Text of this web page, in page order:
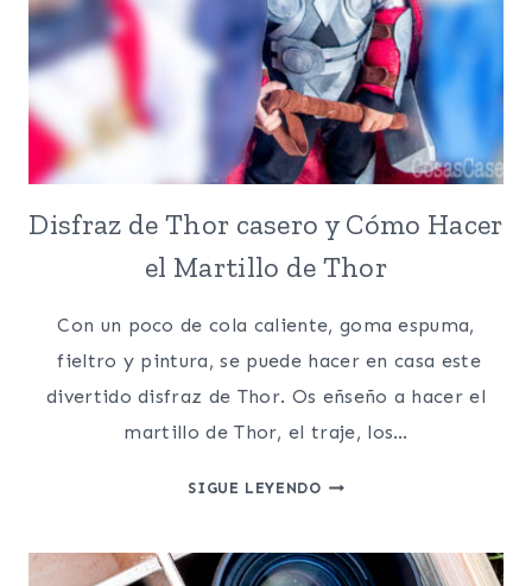
Disfraz de Thor casero y Cómo Hacer
el Martillo de Thor
Con un poco de cola caliente, goma espuma,
fieltro y pintura, se puede hacer en casa este
divertido disfraz de Thor. Os eñseño a hacer el
martillo de Thor, el traje, los…
SIGUE LEYENDODISFRAZ
CASERO